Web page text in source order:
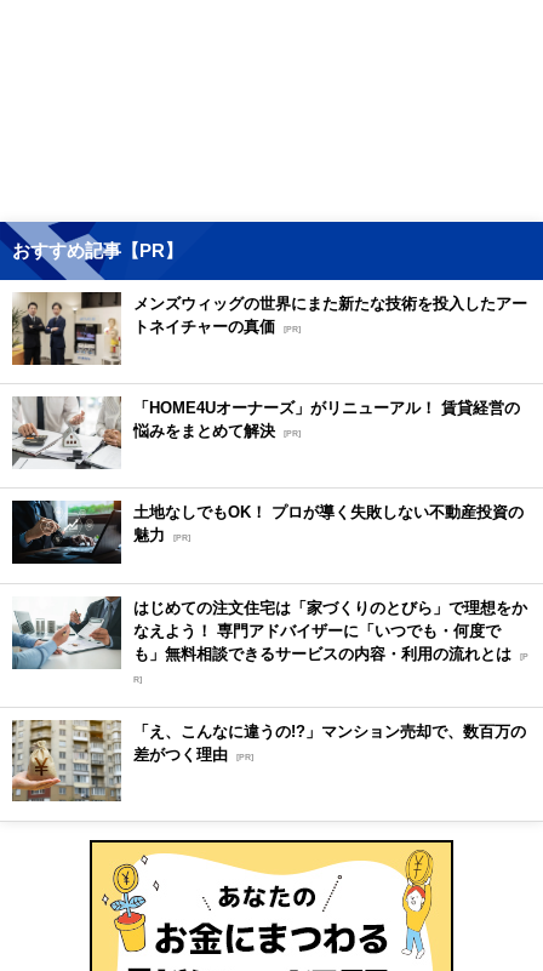
おすすめ記事【PR】
メンズウィッグの世界にまた新たな技術を投入したアー
トネイチャーの真価 [PR]
「HOME4Uオーナーズ」がリニューアル！ 賃貸経営の
悩みをまとめて解決 [PR]
土地なしでもOK！ プロが導く失敗しない不動産投資の
魅力
[PR]
はじめての注文住宅は「家づくりのとびら」で理想をか
なえよう！ 専門アドバイザーに「いつでも・何度で
も」無料相談できるサービスの内容・利用の流れとは [P
R]
「え、こんなに違うの!?」マンション売却で、数百万の
差がつく理由 [PR]